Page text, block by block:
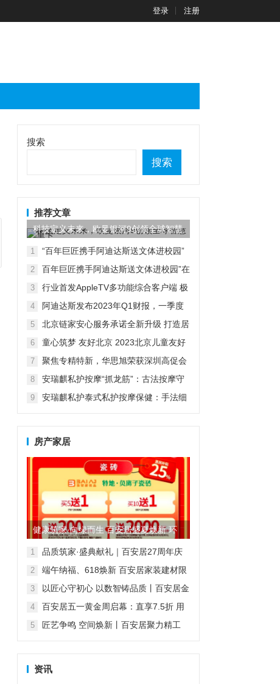
登录 注册
搜索
搜索
推荐文章
科技定义未来，欧曼银河9创领全球智慧
重卡
1
“百年巨匠携手阿迪达斯送文体进校园”
2
百年巨匠携手阿迪达斯送文体进校园”在
3
行业首发AppleTV多功能综合客户端 极
4
阿迪达斯发布2023年Q1财报，一季度
5
北京链家安心服务承诺全新升级 打造居
6
童心筑梦 友好北京 2023北京儿童友好
7
聚焦专精特新，华思旭荣获深圳高促会
8
安瑞麒私护按摩“抓龙筋”：古法按摩守
9
安瑞麒私护泰式私护按摩保健：手法细
房产家居
健康筑家·向绿而生 百安居盛夏焕新 环
保护航品质家装
1
品质筑家·盛典献礼｜百安居27周年庆
2
端午纳福、618焕新 百安居家装建材限
3
以匠心守初心 以数智铸品质丨百安居金
4
百安居五一黄金周启幕：直享7.5折 用
5
匠艺争鸣 空间焕新丨百安居聚力精工
资讯